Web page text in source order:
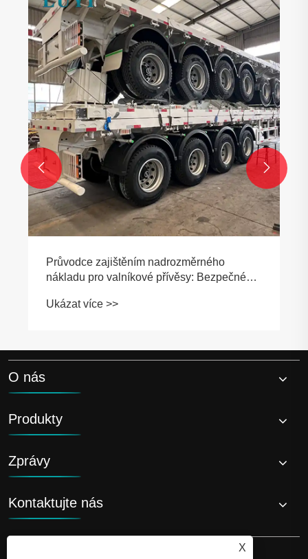
Nová objednávka přeshraniční přepravy!
3nápravový 4stopý valníkový návěs Luyi
vyplouvá do Kazachstánu
Ukázat více >>
 
O nás
Produkty
Zprávy
Kontaktujte nás
X